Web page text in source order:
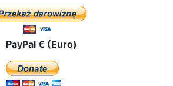
PayPal € (Euro)